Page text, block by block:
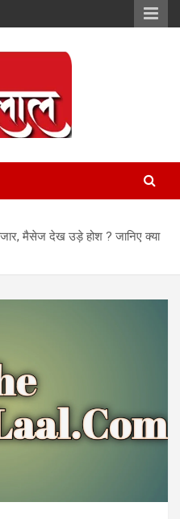
मैसेज देख उड़े होश ? जानिए क्या